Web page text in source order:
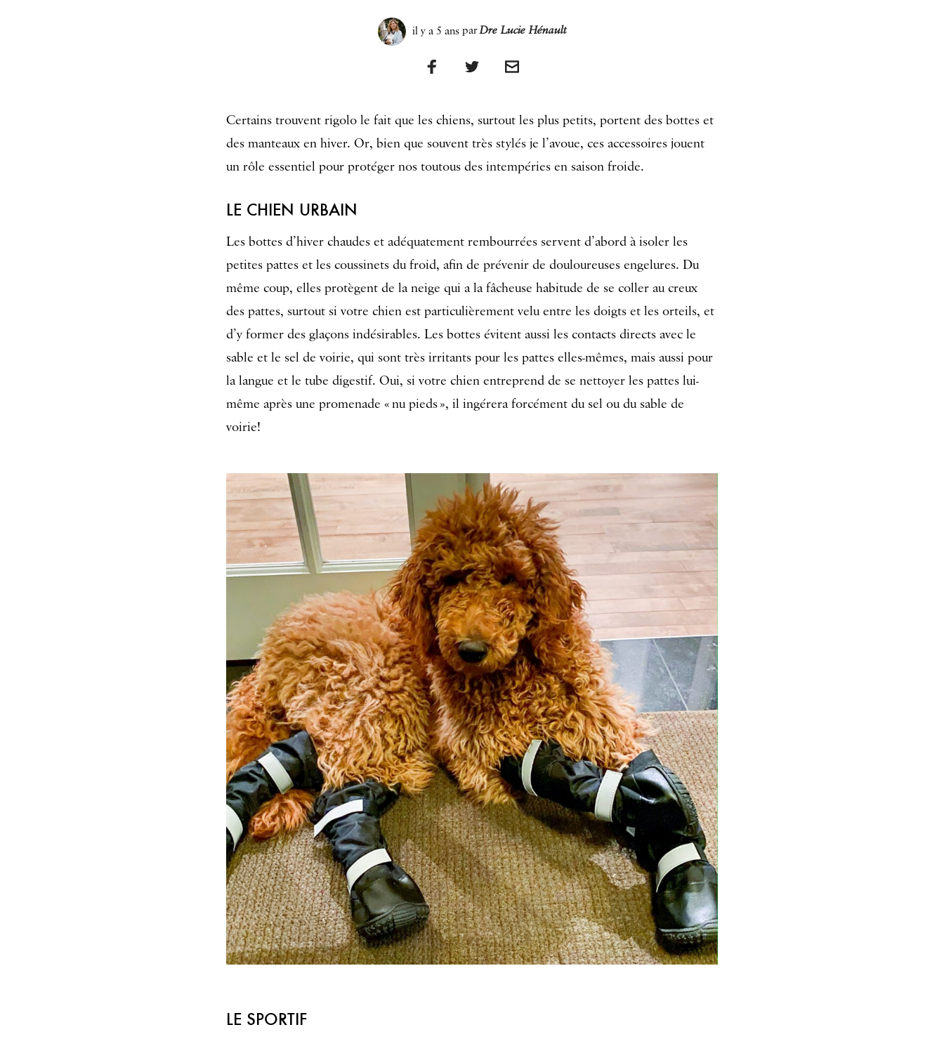
il y a 5 ansparDre Lucie Hénault
Certains trouvent rigolo le fait que les chiens, surtout les plus petits, portent des bottes et
des manteaux en hiver. Or, bien que souvent très stylés je l’avoue, ces accessoires jouent
un rôle essentiel pour protéger nos toutous des intempéries en saison froide.
LE CHIEN URBAIN
Les bottes d’hiver chaudes et adéquatement rembourrées servent d’abord à isoler les
petites pattes et les coussinets du froid, afin de prévenir de douloureuses engelures. Du
même coup, elles protègent de la neige qui a la fâcheuse habitude de se coller au creux
des pattes, surtout si votre chien est particulièrement velu entre les doigts et les orteils, et
d’y former des glaçons indésirables. Les bottes évitent aussi les contacts directs avec le
sable et le sel de voirie, qui sont très irritants pour les pattes elles-mêmes, mais aussi pour
la langue et le tube digestif. Oui, si votre chien entreprend de se nettoyer les pattes lui-
même après une promenade « nu pieds », il ingérera forcément du sel ou du sable de
voirie!
LE SPORTIF